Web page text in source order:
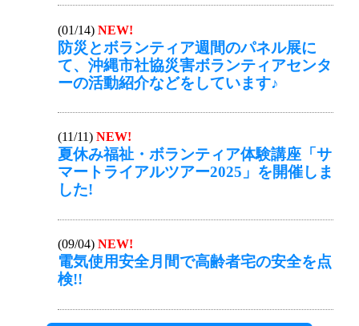
(01/14) NEW!
防災とボランティア週間のパネル展に
て、沖縄市社協災害ボランティアセンタ
ーの活動紹介などをしています♪
(11/11) NEW!
夏休み福祉・ボランティア体験講座「サ
マートライアルツアー2025」を開催しま
した!
(09/04) NEW!
電気使用安全月間で高齢者宅の安全を点
検!!